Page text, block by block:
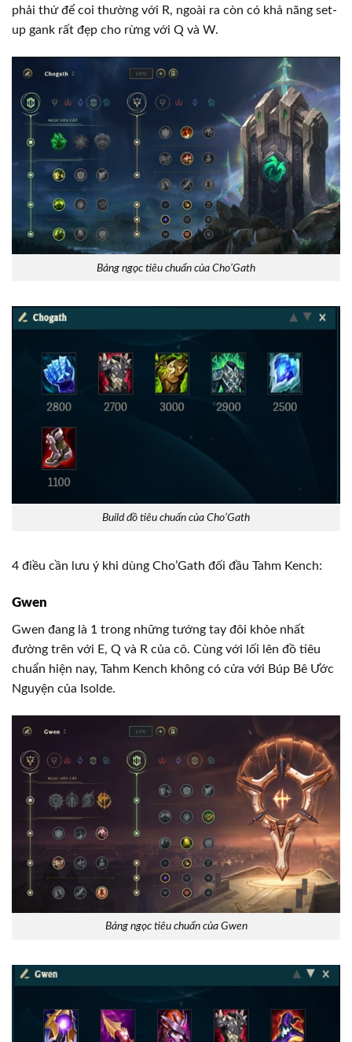
phải thứ để coi thường với R, ngoài ra còn có khả năng set-
up gank rất đẹp cho rừng với Q và W.
Bảng ngọc tiêu chuẩn của Cho’Gath
Build đồ tiêu chuẩn của Cho’Gath
4 điều cần lưu ý khi dùng Cho’Gath đối đầu Tahm Kench:
Gwen
Gwen đang là 1 trong những tướng tay đôi khỏe nhất
đường trên với E, Q và R của cô. Cùng với lối lên đồ tiêu
chuẩn hiện nay, Tahm Kench không có cửa với Búp Bê Ước
Nguyện của Isolde.
Bảng ngọc tiêu chuẩn của Gwen